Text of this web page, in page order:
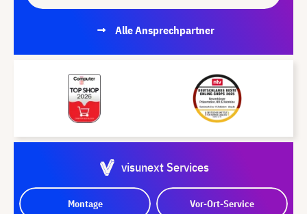
Alle Ansprechpartner
visunext Services
Montage Vor-Ort-Service